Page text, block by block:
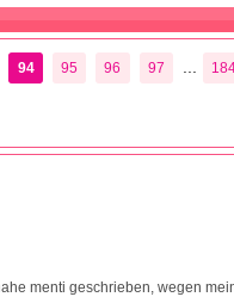
94 95 96 97
menti geschrieben, wegen